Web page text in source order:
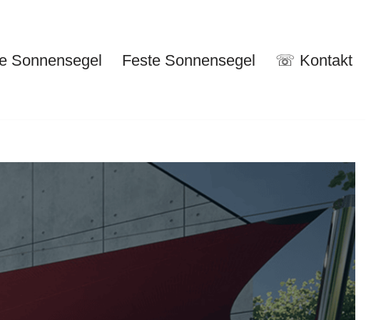
Sonnensegel Feste Sonnensegel ☏ Kontakt